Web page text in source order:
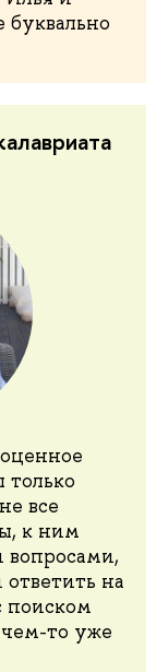
все
к ним
на
поиском
чем-то уже